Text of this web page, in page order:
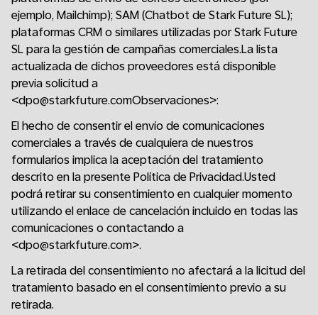
ejemplo, Mailchimp); SAM (Chatbot de Stark Future SL);
plataformas CRM o similares utilizadas por Stark Future
SL para la gestión de campañas comerciales.La lista
actualizada de dichos proveedores está disponible
previa solicitud a
<dpo@starkfuture.comObservaciones>:
El hecho de consentir el envío de comunicaciones
comerciales a través de cualquiera de nuestros
formularios implica la aceptación del tratamiento
descrito en la presente Política de Privacidad.Usted
podrá retirar su consentimiento en cualquier momento
utilizando el enlace de cancelación incluido en todas las
comunicaciones o contactando a
<dpo@starkfuture.com>.
La retirada del consentimiento no afectará a la licitud del
tratamiento basado en el consentimiento previo a su
retirada.